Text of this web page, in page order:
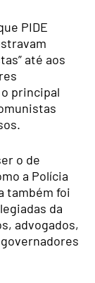
PIDE
até aos
principal
o de
a Polícia
também foi
da
advogados,